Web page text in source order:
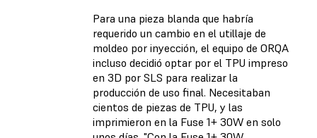
Para una pieza blanda que habría
requerido un cambio en el utillaje de
moldeo por inyección, el equipo de ORQA
incluso decidió optar por el TPU impreso
en 3D por SLS para realizar la
producción de uso final. Necesitaban
cientos de piezas de TPU, y las
imprimieron en la Fuse 1+ 30W en solo